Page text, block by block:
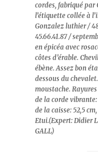
cordes, fabriqué
l’étiquette collée à
Gonzalez luthier /
45.66.41.87 /
en épicéa avec
côtes d’érable.
ébène. Assez bon
dessous du
moustache.
de la corde vibrante:
de la caisse: 52,5
Etui.(Expert: Didier
GALL)